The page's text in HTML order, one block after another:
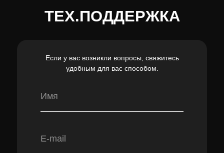
ТЕХ.ПОДДЕРЖКА
Если у вас возникли вопросы, свяжитесь
удобным для вас способом.